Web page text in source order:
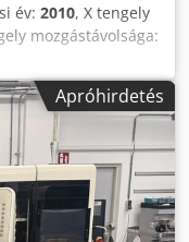
év: 2010, X tengely
mozgástávolsága:
kg,
min, tengelyek
10 2010-ben
40 000
220 x 20 x 280 mm.
van
10 kg.
Apróhirdetés